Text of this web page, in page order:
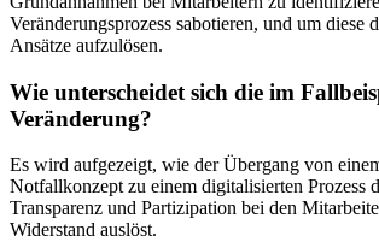
Veränderungsprozess sabotieren, und um diese
Ansätze aufzulösen.
Wie unterscheidet sich die im
Veränderung?
Es wird aufgezeigt, wie der Übergang von
Notfallkonzept zu einem digitalisierten Prozess
Transparenz und Partizipation bei den
Widerstand auslöst.